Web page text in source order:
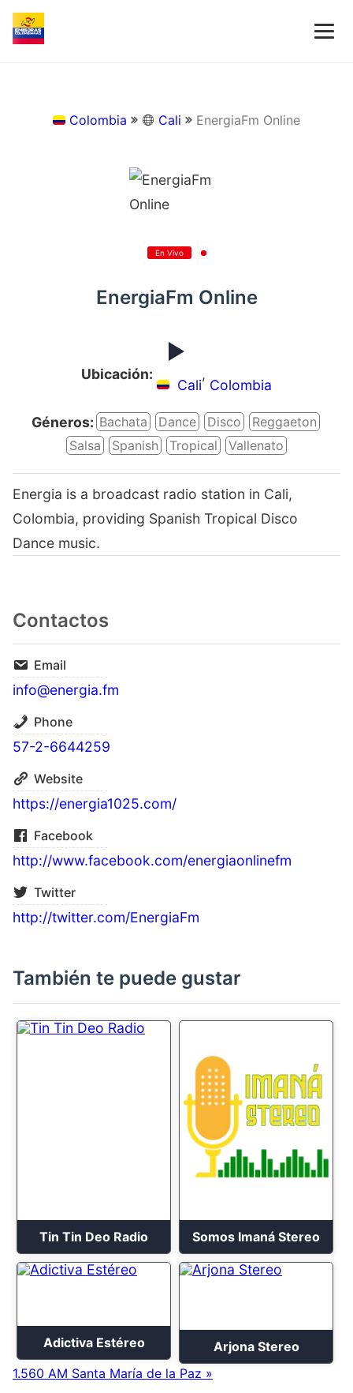
Colombia Cali EnergiaFm Online
En Vivo
EnergiaFm Online
Ubicación:
Cali
,
Colombia
Géneros: Bachata Dance Disco
Reggaeton
Salsa
Spanish Tropical Vallenato
Energia is a broadcast radio station in Cali,
Colombia, providing Spanish Tropical Disco
Dance music.
Contactos
Email
info@energia.fm
Phone
57-2-6644259
Website
https://energia1025.com/
Facebook
http://www.facebook.com/energiaonlinefm
Twitter
http://twitter.com/EnergiaFm
También te puede gustar
Tin Tin Deo Radio Somos Imaná Stereo
Adictiva Estéreo
Arjona Stereo
1.560 AM Santa María de la Paz »